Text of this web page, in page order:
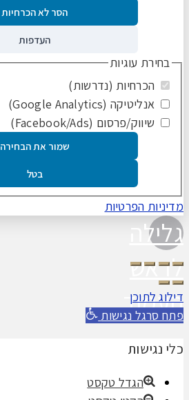
הסר לא הכרחיות
העדפות
בחירת עוגיות
הכרחיות (נדרשות)
אנליטיקה (Google Analytics)
שיווק/פרסום (Facebook/Ads)
שמור את הבחירה
בטל
מדיניות הפרטיות
גלילה
לראש
העמוד
דילוג לתוכן
פתח סרגל נגישות
כלי נגישות
הגדל טקסט